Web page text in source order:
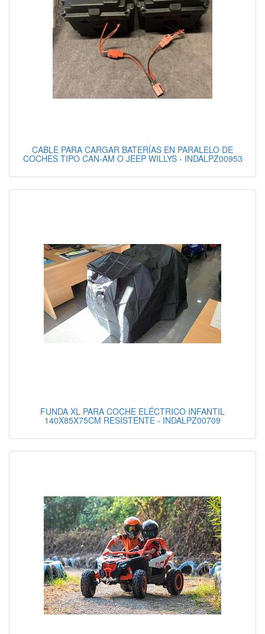
CABLE PARA CARGAR BATERÍAS EN PARALELO DE
COCHES TIPO CAN-AM O JEEP WILLYS - INDALPZ00953
FUNDA XL PARA COCHE ELÉCTRICO INFANTIL
140X85X75CM RESISTENTE - INDALPZ00709